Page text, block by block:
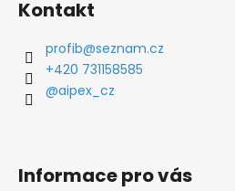
Kontakt
profib@seznam.cz
+420 731158585
@aipex_cz
Informace pro vás